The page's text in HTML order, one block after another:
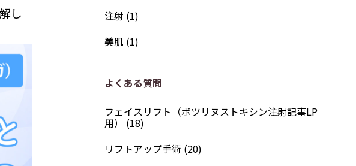
し
注射 (1)
美肌 (1)
よくある質問
フェイスリフト（ボツリヌストキシン注射記事LP
用）
(18)
リフトアップ手術 (20)